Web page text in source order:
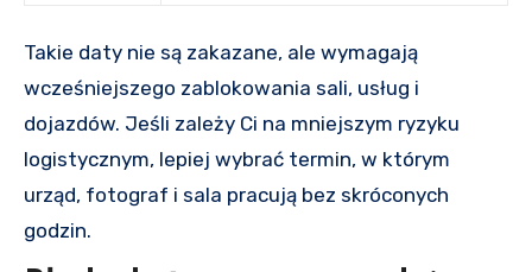
Takie daty nie są zakazane, ale wymagają
wcześniejszego zablokowania sali, usług i
dojazdów. Jeśli zależy Ci na mniejszym ryzyku
logistycznym, lepiej wybrać termin, w którym
urząd, fotograf i sala pracują bez skróconych
godzin.